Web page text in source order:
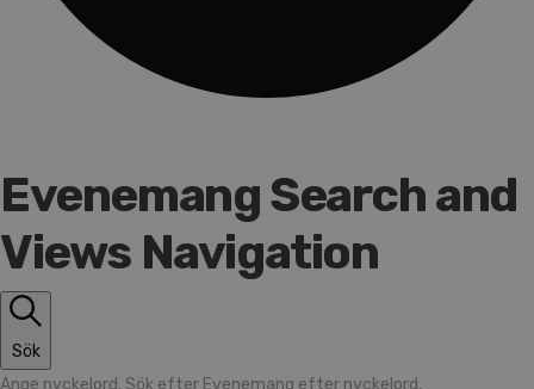
Evenemang Search and
Views Navigation
Sök